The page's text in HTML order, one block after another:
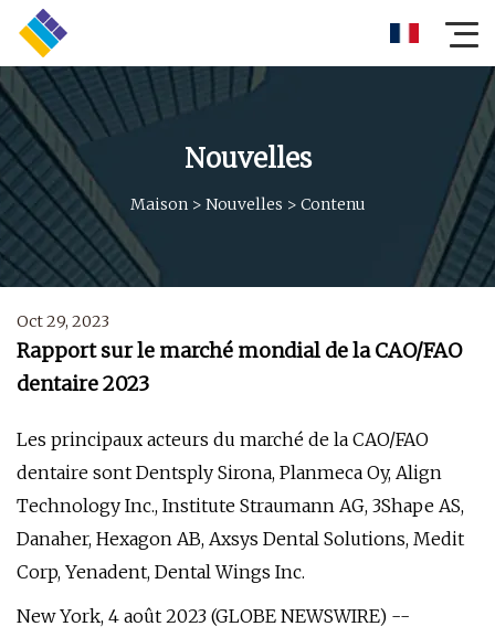
Nouvelles
Maison > Nouvelles > Contenu
Oct 29, 2023
Rapport sur le marché mondial de la CAO/FAO
dentaire 2023
Les principaux acteurs du marché de la CAO/FAO
dentaire sont Dentsply Sirona, Planmeca Oy, Align
Technology Inc., Institute Straumann AG, 3Shape AS,
Danaher, Hexagon AB, Axsys Dental Solutions, Medit
Corp, Yenadent, Dental Wings Inc.
New York, 4 août 2023 (GLOBE NEWSWIRE) --